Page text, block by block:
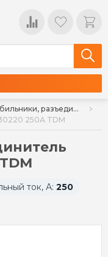
Рубильники, разъединители, расцепители
250А TDM
ток, А: 250